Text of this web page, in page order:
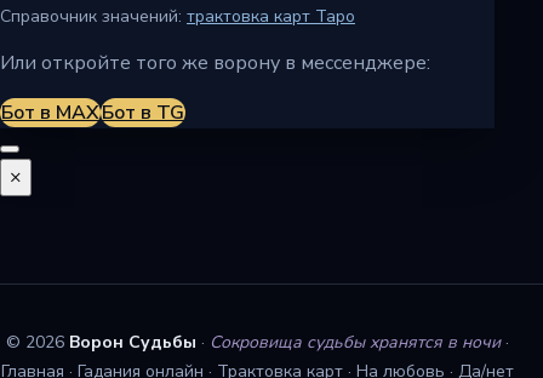
Справочник значений: трактовка карт Таро
Или откройте того же ворону в мессенджере:
Бот в MAXБот в TG
×
© 2026 Ворон Судьбы · Сокровища судьбы хранятся в ночи·
Главная · Гадания онлайн · Трактовка карт· На любовь · Да/нет